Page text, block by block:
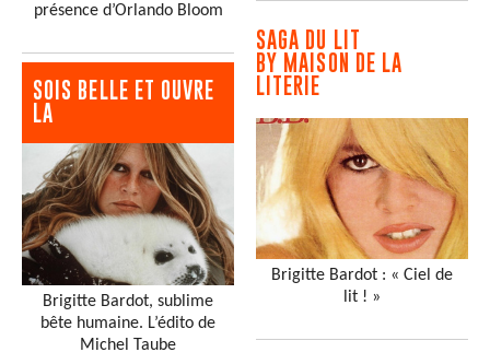
présence d’Orlando Bloom
SOIS BELLE ET OUVRE
LA
Brigitte Bardot, sublime
bête humaine. L’édito de
Michel Taube
SAGA DU LIT
BY MAISON DE LA
LITERIE
Brigitte Bardot : « Ciel de
lit ! »